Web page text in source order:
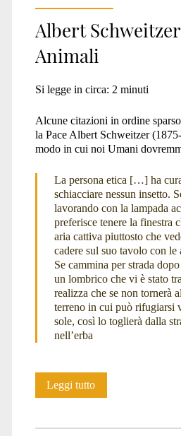
Albert
Albert
Animali
Si legge in circa: 2 minuti
Alcune citazioni in ordine
la Pace Albert Schweitzer
modo in cui noi Umani
La persona etica […] ha
schiacciare nessun insetto.
lavorando con la lampada
preferisce tenere la finestra
aria cattiva piuttosto che
cadere sul suo tavolo con le
Se cammina per strada
un lombrico che vi è stato
realizza che se non tornerà
terreno in cui può rifugiarsi
sole, così lo toglierà dalla
nell’erba
Leggi tuttoAlbert